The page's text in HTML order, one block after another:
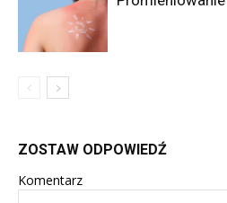
ZOSTAW ODPOWIEDŹ
Komentarz